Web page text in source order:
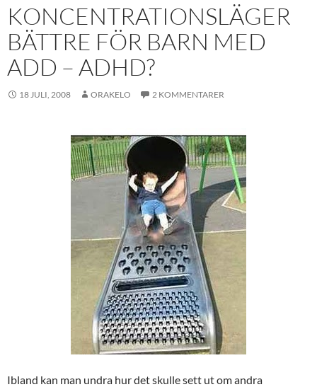
KONCENTRATIONSLÄGER
BÄTTRE FÖR BARN MED
ADD – ADHD?
18 JULI, 2008 ORAKELO 2 KOMMENTARER
Ibland kan man undra hur det skulle sett ut om andra